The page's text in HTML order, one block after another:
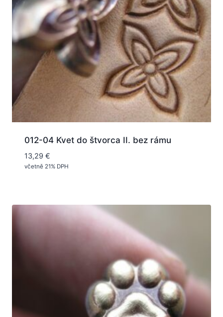
012-04 Kvet do štvorca II. bez rámu
13,29 €
včetně 21% DPH